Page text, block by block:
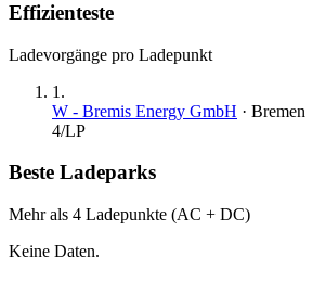
Effizienteste
Ladevorgänge pro Ladepunkt
1 .
W - Bremis Energy GmbH · Bremen
4/LP
Beste Ladeparks
Mehr als 4 Ladepunkte (AC + DC)
Keine Daten.